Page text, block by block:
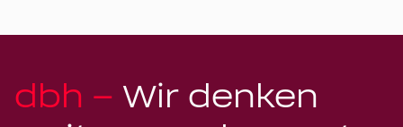
dbh – Wir denken